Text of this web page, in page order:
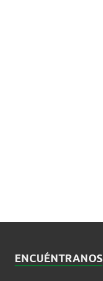
ENCUÉNTRANOS